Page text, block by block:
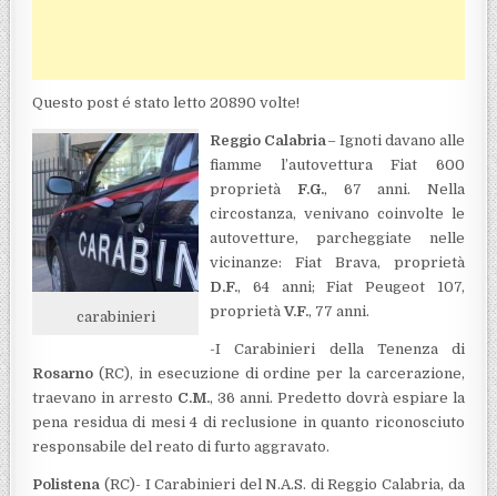
Questo post é stato letto 20890 volte!
carabinieri
Reggio Calabria– Ignoti davano alle
fiamme l’autovettura Fiat 600
proprietà F.G., 67 anni. Nella
circostanza, venivano coinvolte le
autovetture, parcheggiate nelle
vicinanze: Fiat Brava, proprietà
D.F., 64 anni; Fiat Peugeot 107,
proprietàV.F., 77 anni.
-I Carabinieri della Tenenza di
Rosarno (RC), in esecuzione di ordine per la carcerazione,
traevano in arresto C.M., 36 anni. Predetto dovrà espiare la
pena residua di mesi 4 di reclusione in quanto riconosciuto
responsabile del reato di furto aggravato.
Polistena(RC)- I Carabinieri del N.A.S. di Reggio Calabria, da